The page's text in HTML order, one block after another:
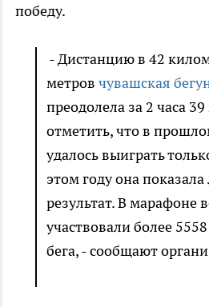
победу.
- Дистанцию в 42
метров чувашская
преодолела за 2 часа
отметить, что в
удалось выиграть
этом году она
результат. В марафоне
участвовали более
бега, - сообщают